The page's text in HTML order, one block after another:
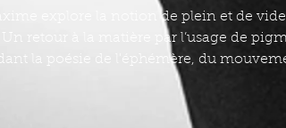
explore la notion de plein et de
retour à la matière par l’usage de
la poésie de l'éphémère, du